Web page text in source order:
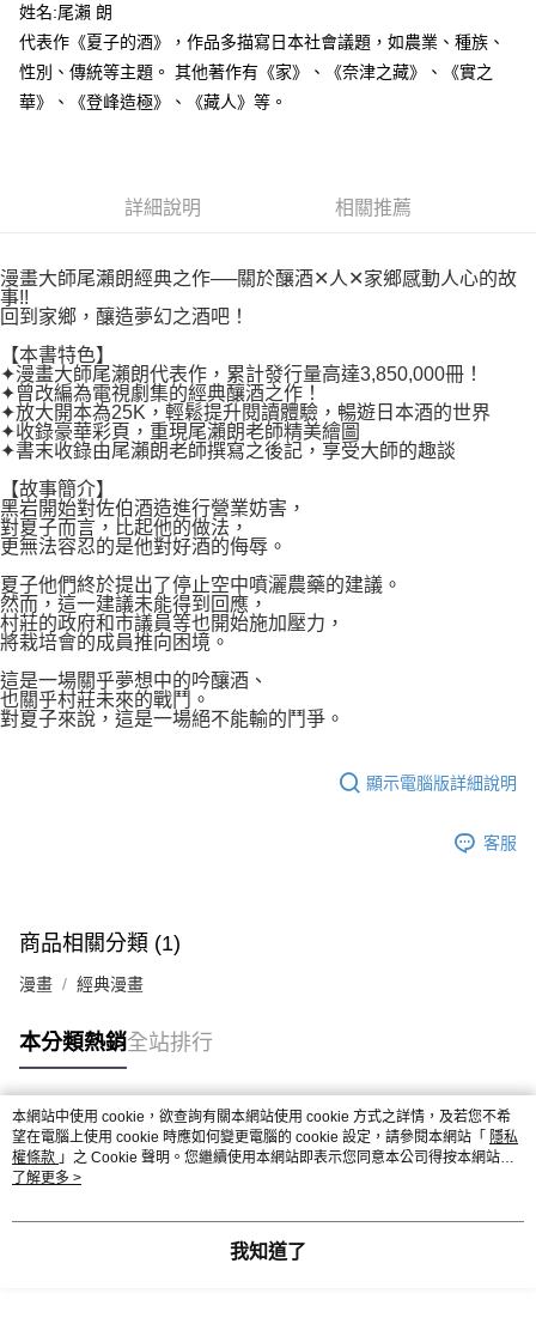
※ 請注意：結帳手續完成當下不需立刻繳費，但若您需要取消訂單，請聯絡
購買商品的店家。未經商家同意取消之訂單仍視為有效，需透過AFTEE先享
後付繳納相關費用。
※ 交易是否成功請以「AFTEE先享後付 」之結帳頁面顯示為準，若有關於
是否繳費成功／繳費後需取消欲退款等相關疑問，請聯繫「AFTEE先享後付
易，需依本服務之必要範圍內提供個人資料，並將交易相關給付款項請求債
https://aftee.tw/terms/#terms3
３．未成年的使用者請事先徵得法定代理人或監護人之同意方可使用
「AFTEE先享後付」，若未經同意申辦者引起之損失，本公司不負相關責
４．使用「AFTEE先享後付」時，將依據個別帳號之用戶狀況，依本公司即
時審查核予不同之上限額度；若仍有額度不足之情形，本公司將視審查結果
請求用戶進行身份認證。
５．嚴禁一人註冊多個帳號或使用他人資訊註冊。若發現惡意使用之情形，
恩沛科技股份有限公司將有權停止該用戶之使用額度並採取法律行動。
每筆NT$80，滿NT$500(含以上)免運費
付款後萊爾富取貨
每筆NT$80，滿NT$500(含以上)免運費
宅配
國家/地區配送 查看運費
姓名:尾瀨 朗
代表作《夏子的酒》，作品多描寫日本社會議題，如農業、種族、
性別、傳統等主題。 其他著作有《家》、《奈津之藏》、《實之
華》、《登峰造極》、《藏人》等。
詳細說明 相關推薦
漫畫大師尾瀨朗經典之作──關於釀酒✕人✕家鄉感動人心的故
事!!
回到家鄉，釀造夢幻之酒吧！
【本書特色】
✦漫畫大師尾瀨朗代表作，累計發行量高達3,850,000冊！
✦曾改編為電視劇集的經典釀酒之作！
✦放大開本為25K，輕鬆提升閱讀體驗，暢遊日本酒的世界
✦收錄豪華彩頁，重現尾瀨朗老師精美繪圖
✦書末收錄由尾瀨朗老師撰寫之後記，享受大師的趣談
【故事簡介】
黑岩開始對佐伯酒造進行營業妨害，
對夏子而言，比起他的做法，
更無法容忍的是他對好酒的侮辱。
夏子他們終於提出了停止空中噴灑農藥的建議。
然而，這一建議未能得到回應，
村莊的政府和市議員等也開始施加壓力，
將栽培會的成員推向困境。
這是一場關乎夢想中的吟釀酒、
也關乎村莊未來的戰鬥。
對夏子來說，這是一場絕不能輸的鬥爭。
顯示電腦版詳細說明
客服
商品相關分類 (1)
漫畫 經典漫畫
本分類熱銷全站排行
熱門標籤
本網站中使用 cookie，欲查詢有關本網站使用 cookie 方式之詳情，及若您不希
望在電腦上使用 cookie 時應如何變更電腦的 cookie 設定，請參閱本網站「 隱私
權條款 」之 Cookie 聲明。您繼續使用本網站即表示您同意本公司得按本網站使
用條款之 Cookie 聲明使用 cookie。
了解更多 >
我知道了